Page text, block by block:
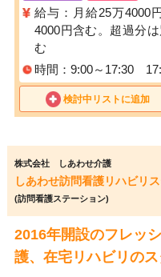
給与：月給25万4000
4000円含む。超過分
む
時間：9:00～17:30
検討中リストに追加
株式会社 しあわせ介護
しあわせ訪問看護リハビリ
(訪問看護ステーション)
2016年開設のフレッ
護、在宅リハビリのス